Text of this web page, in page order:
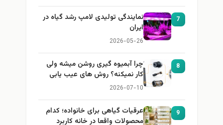
7
نمایندگی تولیدی لامپ رشد گیاه در
ایران
2026-05-26
8
چرا آبمیوه گیری روشن میشه ولی
کار نمیکنه؟ روش های عیب یابی
2026-07-10
9
عرقیات گیاهی برای خانواده؛ کدام
محصولات واقعا در خانه کاربرد